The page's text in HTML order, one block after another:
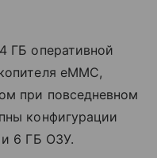
ГБ оперативной
eMMC,
при повседневном
конфигурации
6 ГБ ОЗУ.